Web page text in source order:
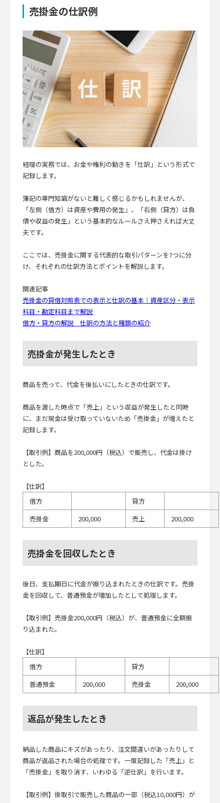
売掛金の仕訳例
経理の実務では、お金や権利の動きを「仕訳」という形式で
記録します。
簿記の専門知識がないと難しく感じるかもしれませんが、
「左側（借方）は資産や費用の発生」、「右側（貸方）は負
債や収益の発生」という基本的なルールさえ押さえれば大丈
夫です。
ここでは、売掛金に関する代表的な取引パターンを7つに分
け、それぞれの仕訳方法とポイントを解説します。
関連記事
売掛金の貸借対照表での表示と仕訳の基本｜資産区分・表示
科目・勘定科目まで解説
借方・貸方の解説 仕訳の方法と種類の紹介
売掛金が発生したとき
商品を売って、代金を後払いにしたときの仕訳です。
商品を渡した時点で「売上」という収益が発生したと同時
に、まだ現金は受け取っていないため「売掛金」が増えたと
記録します。
【取引例】商品を200,000円（税込）で販売し、代金は掛け
とした。
【仕訳】
借方
貸方
売掛金
200,000 売上 200,000
売掛金を回収したとき
後日、支払期日に代金が振り込まれたときの仕訳です。売掛
金を回収して、普通預金が増加したとして処理します。
【取引例】売掛金200,000円（税込）が、普通預金に全額振
り込まれた。
【仕訳】
借方
貸方
普通預金
200,000 売掛金 200,000
返品が発生したとき
納品した商品にキズがあったり、注文間違いがあったりして
商品が返品された場合の処理です。一度記録した「売上」と
「売掛金」を取り消す、いわゆる「逆仕訳」を行います。
【取引例】掛取引で販売した商品の一部（税込10,000円）が